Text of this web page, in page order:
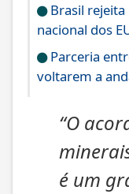
Brasil rejeita
nacional dos
Parceria
voltarem a
“O
é um